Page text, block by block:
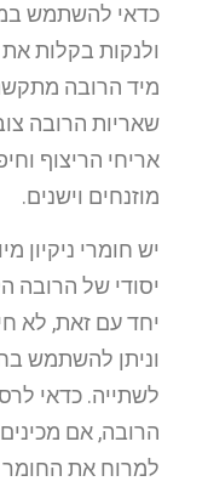
כדאי להשתמש
ולנקות בקלות
מיד הרובה
שאריות הרובה
אריחי הריצוף
מוזנחים וישנים.
יש חומרי ניקיון
יסודי של הרובה
יחד עם זאת, לא
וניתן להשתמש
לשתייה. כדאי
הרובה, אם
למרוח את